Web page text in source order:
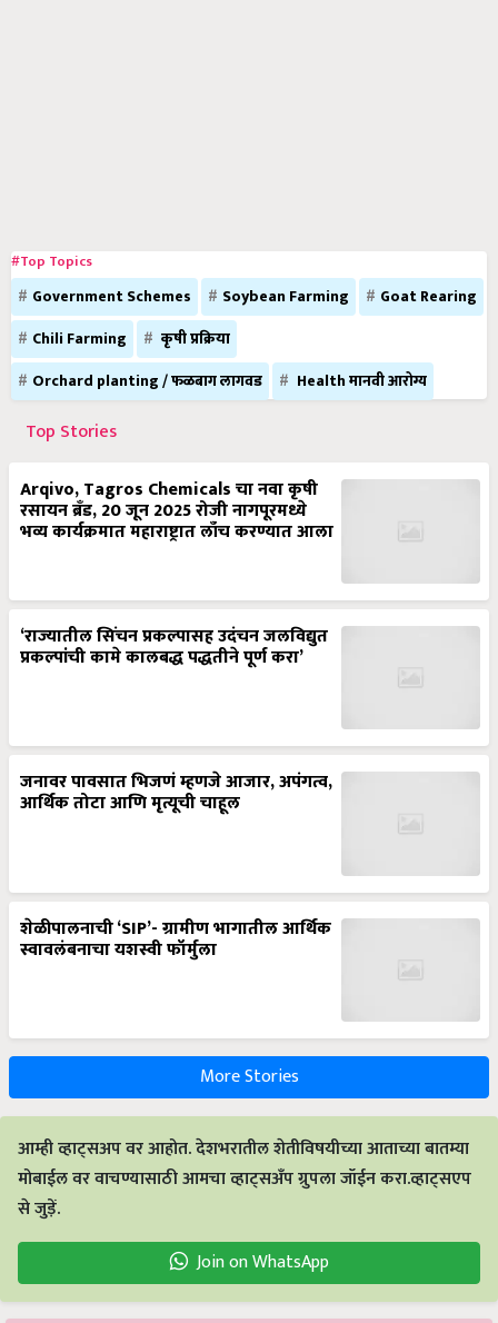
#Top Topics
Government Schemes Soybean Farming
Goat Rearing
Chili Farming
कृषी प्रक्रिया
Orchard planting / फळबाग लागवड
Health मानवी आरोग्य
Top Stories
Arqivo, Tagros Chemicals चा नवा कृषी
रसायन ब्रँड, 20 जून 2025 रोजी नागपूरमध्ये
भव्य कार्यक्रमात महाराष्ट्रात लाँच करण्यात आला
‘राज्यातील सिंचन प्रकल्पासह उदंचन जलविद्युत
प्रकल्पांची कामे कालबद्ध पद्धतीने पूर्ण करा’
जनावर पावसात भिजणं म्हणजे आजार, अपंगत्व,
आर्थिक तोटा आणि मृत्यूची चाहूल
शेळीपालनाची ‘SIP’- ग्रामीण भागातील आर्थिक
स्वावलंबनाचा यशस्वी फॉर्मुला
More Stories
आम्ही व्हाट्सअप वर आहोत. देशभरातील शेतीविषयीच्या आताच्या बातम्या
मोबाईल वर वाचण्यासाठी आमचा व्हाट्सअँप ग्रुपला जॉईन करा.व्हाट्सएप
से जुड़ें.
Join on WhatsApp